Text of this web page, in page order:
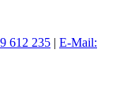
612 235 | E-Mail: